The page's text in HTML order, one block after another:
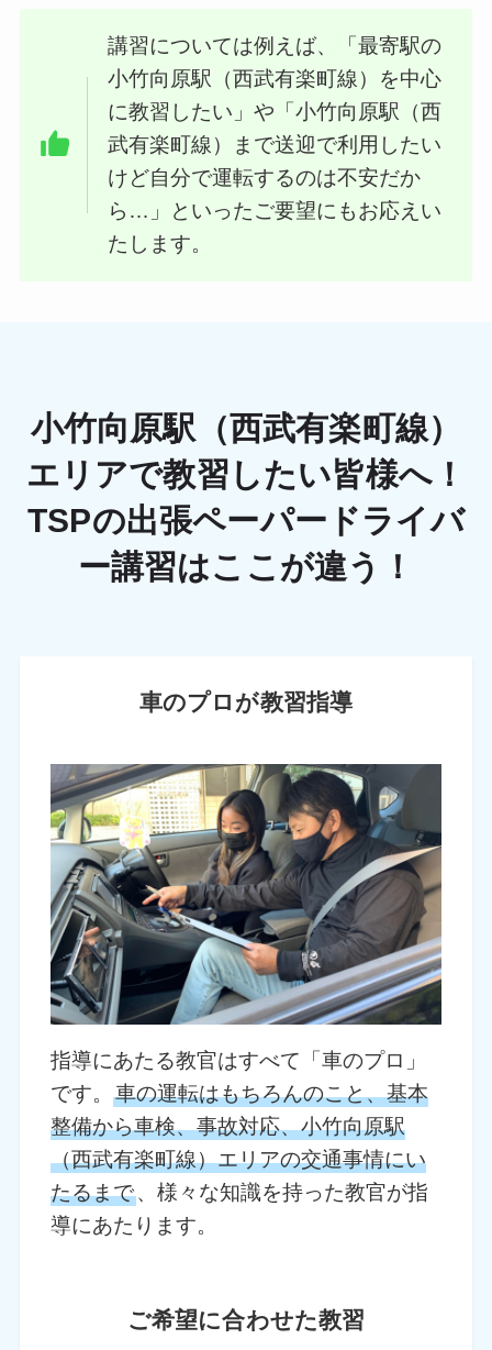
講習については例えば、「最寄駅の
小竹向原駅（西武有楽町線）を中心
に教習したい」や「小竹向原駅（西
武有楽町線）まで送迎で利用したい
けど自分で運転するのは不安だか
ら…」といったご要望にもお応えい
たします。
小竹向原駅（西武有楽町線）
エリアで教習したい皆様へ！
TSPの出張ペーパードライバ
ー講習はここが違う！
車のプロが教習指導
指導にあたる教官はすべて「車のプロ」
です。車の運転はもちろんのこと、基本
整備から車検、事故対応、小竹向原駅
（西武有楽町線）エリアの交通事情にい
たるまで、様々な知識を持った教官が指
導にあたります。
ご希望に合わせた教習